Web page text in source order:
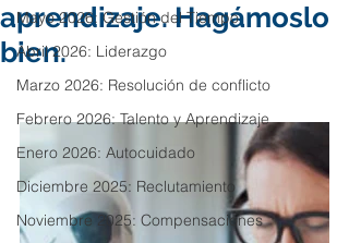
Mayo 2026: Gestión del Tiempo
Abril 2026: Liderazgo
Marzo 2026: Resolución de conflicto
Febrero 2026: Talento y Aprendizaje
Enero 2026: Autocuidado
Diciembre 2025: Reclutamiento
Noviembre 2025: Compensaciones
aprendizaje. Hagámoslo
bien.